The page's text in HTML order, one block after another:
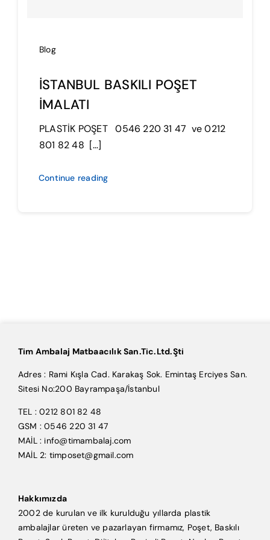
İletişim
Blog
İSTANBUL BASKILI POŞET
İMALATI
PLASTİK POŞET 0546 220 31 47 ve 0212
801 82 48 […]
Continue reading
Tim Ambalaj Matbaacılık San.Tic.Ltd.Şti
Adres : Rami Kışla Cad. Karakaş Sok. Emintaş Erciyes San.
Sitesi No:200 Bayrampaşa/İstanbul
TEL : 0212 801 82 48
GSM : 0546 220 31 47
MAİL : info@timambalaj.com
MAİL 2: timposet@gmail.com
Hakkımızda
2002 de kurulan ve ilk kurulduğu yıllarda plastik
ambalajlar üreten ve pazarlayan firmamız, Poşet, Baskılı